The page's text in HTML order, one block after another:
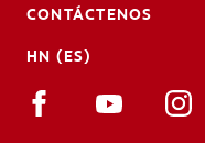
CONTÁCTENOS
HN (ES)